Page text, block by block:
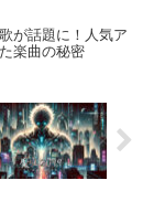
が話題に！人気ア
楽曲の秘密